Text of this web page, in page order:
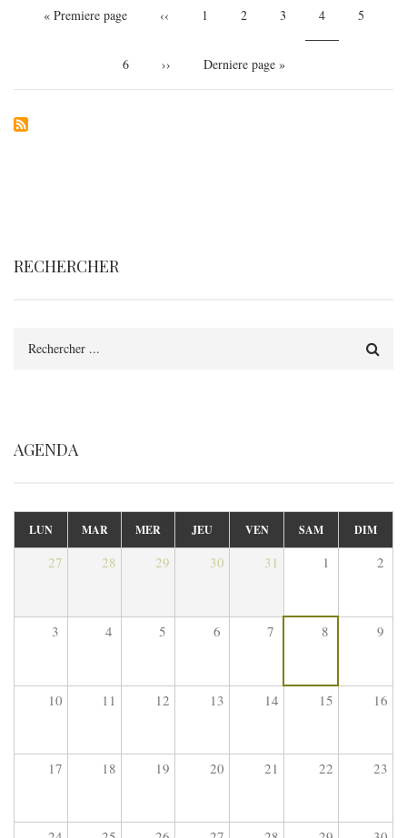
Première
« Premiere page Page
‹‹ Page
1 Page
2 Page
3 Page
4 Page
5
Page
6 Page
›› Dernière
Derniere page »
RECHERCHER
AGENDA
LUN MAR MER JEU VEN SAM DIM
27 28 29 30 31 1 2
3 4 5 6 7 8 9
10 11 12 13 14 15 16
17 18 19 20 21 22 23